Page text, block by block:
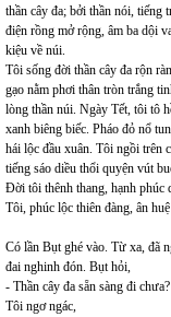
thần cây đa; bởi thần nói, tiếng
điện rồng mở rộng, âm ba dội
kiệu về núi.
Tôi sống đời thần cây đa rộn
gạo nằm phơi thân tròn trắng
lòng thần núi. Ngày Tết, tôi tô
xanh biêng biếc. Pháo đỏ nổ
hái lộc đầu xuân. Tôi ngồi trên
tiếng sáo diều thổi quyện vút
Đời tôi thênh thang, hạnh phúc
Tôi, phúc lộc thiên đàng, ân
Có lần Bụt ghé vào. Từ xa, đã
đai nghinh đón. Bụt hỏi,
- Thần cây đa sẵn sàng đi chưa?
Tôi ngơ ngác,